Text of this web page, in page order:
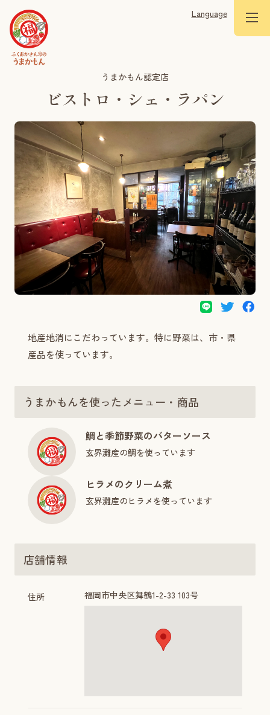
Language
うまかもん認定店
ビストロ・シェ・ラパン
地産地消にこだわっています。特に野菜は、市・県
産品を使っています。
うまかもんを使ったメニュー・商品
鯛と季節野菜のバターソース
玄界灘産の鯛を使っています
ヒラメのクリーム煮
玄界灘産のヒラメを使っています
店舗情報
住所 福岡市中央区舞鶴1-2-33 103号